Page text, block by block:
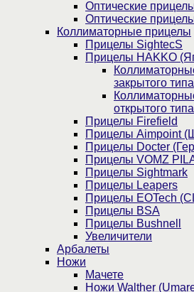
Оптические
Оптические
Коллиматорные прицелы
Прицелы SightecS
Прицелы HAKKO
закрытого типа
открытого типа
Прицелы Firefield
Прицелы Aimpoint
Прицелы Docter
Прицелы VOMZ
Прицелы Sightmark
Прицелы Leapers
Прицелы EOTech
Прицелы BSA
Прицелы Bushnell
Увеличители
Арбалеты
Ножи
Мачете
Ножи Walther